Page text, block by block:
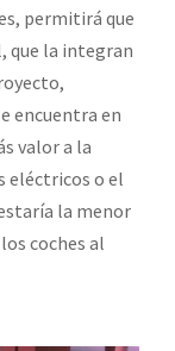
permitirá que
que la integran
encuentra en
valor a la
eléctricos o el
la menor
coches al